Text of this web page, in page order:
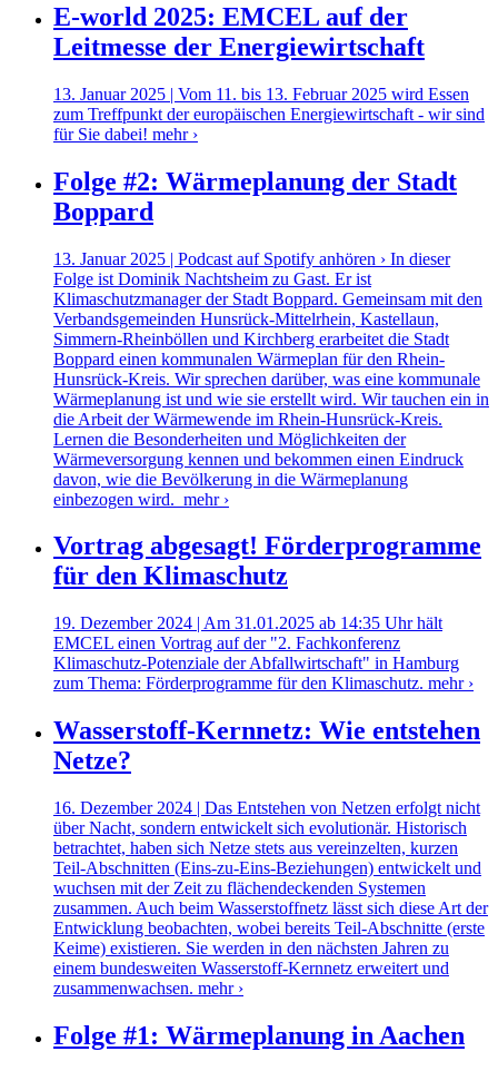
E-world 2025: EMCEL auf der
Leitmesse der Energiewirtschaft
13. Januar 2025 | Vom 11. bis 13. Februar 2025 wird Essen
zum Treffpunkt der europäischen Energiewirtschaft - wir sind
für Sie dabei! mehr ›
Folge #2: Wärmeplanung der Stadt
Boppard
13. Januar 2025 | Podcast auf Spotify anhören › In dieser
Folge ist Dominik Nachtsheim zu Gast. Er ist
Klimaschutzmanager der Stadt Boppard. Gemeinsam mit den
Verbandsgemeinden Hunsrück-Mittelrhein, Kastellaun,
Simmern-Rheinböllen und Kirchberg erarbeitet die Stadt
Boppard einen kommunalen Wärmeplan für den Rhein-
Hunsrück-Kreis. Wir sprechen darüber, was eine kommunale
Wärmeplanung ist und wie sie erstellt wird. Wir tauchen ein in
die Arbeit der Wärmewende im Rhein-Hunsrück-Kreis.
Lernen die Besonderheiten und Möglichkeiten der
Wärmeversorgung kennen und bekommen einen Eindruck
davon, wie die Bevölkerung in die Wärmeplanung
einbezogen wird. mehr ›
Vortrag abgesagt! Förderprogramme
für den Klimaschutz
19. Dezember 2024 | Am 31.01.2025 ab 14:35 Uhr hält
EMCEL einen Vortrag auf der "2. Fachkonferenz
Klimaschutz-Potenziale der Abfallwirtschaft" in Hamburg
zum Thema: Förderprogramme für den Klimaschutz. mehr ›
Wasserstoff-Kernnetz: Wie entstehen
Netze?
16. Dezember 2024 | Das Entstehen von Netzen erfolgt nicht
über Nacht, sondern entwickelt sich evolutionär. Historisch
betrachtet, haben sich Netze stets aus vereinzelten, kurzen
Teil-Abschnitten (Eins-zu-Eins-Beziehungen) entwickelt und
wuchsen mit der Zeit zu flächendeckenden Systemen
zusammen. Auch beim Wasserstoffnetz lässt sich diese Art der
Entwicklung beobachten, wobei bereits Teil-Abschnitte (erste
Keime) existieren. Sie werden in den nächsten Jahren zu
einem bundesweiten Wasserstoff-Kernnetz erweitert und
zusammenwachsen. mehr ›
Folge #1: Wärmeplanung in Aachen